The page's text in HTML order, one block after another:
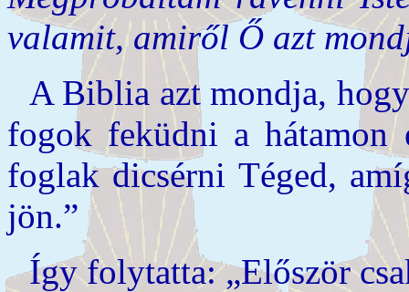
valamit, amiről Ő azt
A Biblia azt mondja,
fogok feküdni a hátamon
foglak dicsérni Téged,
jön.”
Így folytatta: „Először